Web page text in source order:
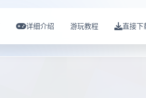
详细介绍 游玩教程 直接下